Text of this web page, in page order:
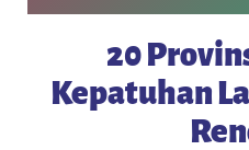
20
Kepatuhan